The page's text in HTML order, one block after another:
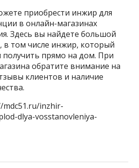
приобрести инжир для
в онлайн-магазинах
Здесь вы найдете большой
в том числе инжир, который
получить прямо на дом. При
обратите внимание на
клиентов и наличие
inzhir-
dlya-vosstanovleniya-